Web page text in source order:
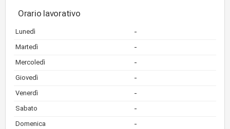
Orario lavorativo
Lunedì -
Martedì -
Mercoledì -
Giovedì -
Venerdì -
Sabato -
Domenica -